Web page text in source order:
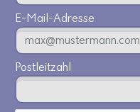
E-Mail-Adresse
Postleitzahl